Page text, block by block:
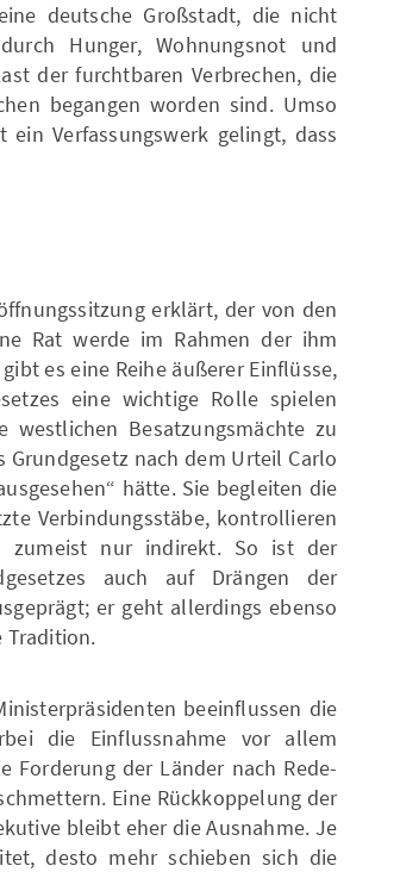
deutsche Großstadt, die nicht
Hunger, Wohnungsnot und
der furchtbaren Verbrechen, die
begangen worden sind. Umso
Verfassungswerk gelingt, dass
erklärt, der von den
Rat werde im Rahmen der ihm
es eine Reihe äußerer Einflüsse,
eine wichtige Rolle spielen
Besatzungsmächte zu
nach dem Urteil Carlo
hätte. Sie begleiten die
Verbindungsstäbe, kontrollieren
zumeist nur indirekt. So ist der
auch auf Drängen der
er geht allerdings ebenso
Tradition.
beeinflussen die
die Einflussnahme vor allem
Forderung der Länder nach Rede-
Eine Rückkoppelung der
bleibt eher die Ausnahme. Je
desto mehr schieben sich die